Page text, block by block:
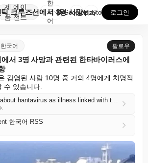
제
품
에이
전트
애틀랜틱 크루즈선에서 3명 사망과 관련된 한타바이러스에...
한
국
어
GooglePlay
AppStore 로그인
국어 팔로우
서 3명 사망과 관련된 한타바이러스에
감염된 사람 10명 중 거의 4명에게 치명적
수 있습니다.
What to know about hantavirus as illness linked with three deaths on Atlantic cruise ship
한국어 RSS